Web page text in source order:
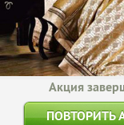
Акция
ПОВТОРИТЬ